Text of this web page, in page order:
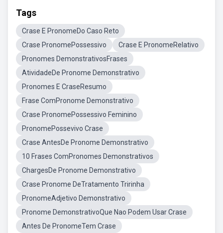
Tags
Crase E PronomeDo Caso Reto
Crase PronomePossessivo
Crase E PronomeRelativo
Pronomes DemonstrativosFrases
AtividadeDe Pronome Demonstrativo
Pronomes E CraseResumo
Frase ComPronome Demonstrativo
Crase PronomePossessivo Feminino
PronomePossevivo Crase
Crase AntesDe Pronome Demonstrativo
10 Frases ComPronomes Demonstrativos
ChargesDe Pronome Demonstrativo
Crase Pronome DeTratamento Tririnha
PronomeAdjetivo Demonstrativo
Pronome DemonstrativoQue Nao Podem Usar Crase
Antes De PronomeTem Crase